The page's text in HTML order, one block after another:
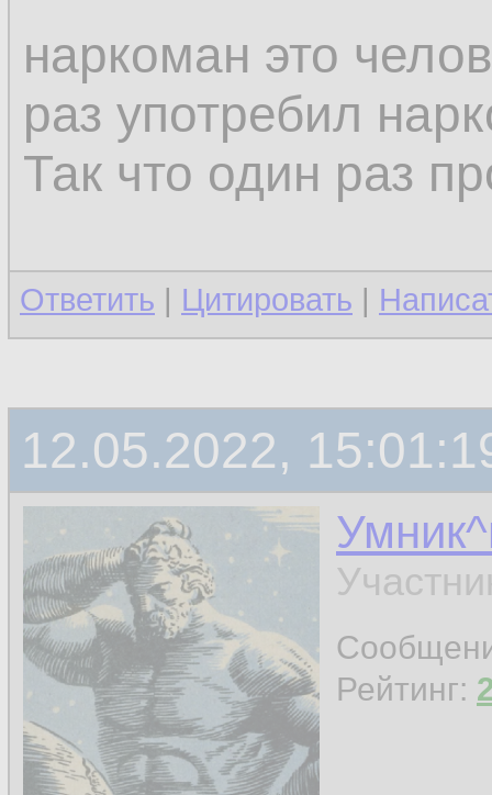
наркоман это
раз употребил
Так что один раз
Ответить | Цитировать |
12.05.2022,
Рейтинг: